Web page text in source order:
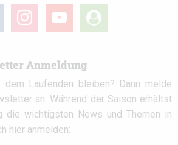
instagramyoutube
user-
circle
Anmeldung
Laufenden bleiben? Dann melde
an. Während der Saison erhältst
die wichtigsten News und Themen in
hier anmelden: